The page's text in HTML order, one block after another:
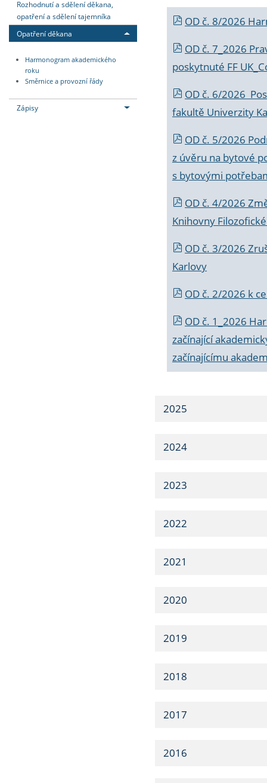
Rozhodnutí a sdělení děkana,
opatření a sdělení tajemníka
Opatření děkana
Harmonogram akademického
roku
Směrnice a provozní řády
Zápisy
OD č. 8/2026
OD č. 7_2026
poskytnuté FF
OD č. 6/2026
fakultě Univerzity
OD č. 5/2026
z úvěru na bytové
s bytovými
OD č. 4/2026
Knihovny
OD č. 3/2026
Karlovy
OD č. 2/2026 k
OD č. 1_2026
začínající
začínajícímu
2025
2024
2023
2022
2021
2020
2019
2018
2017
2016